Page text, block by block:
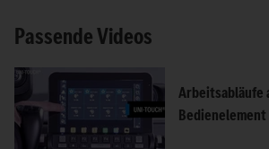
Passende Videos
Arbeitsabläufe